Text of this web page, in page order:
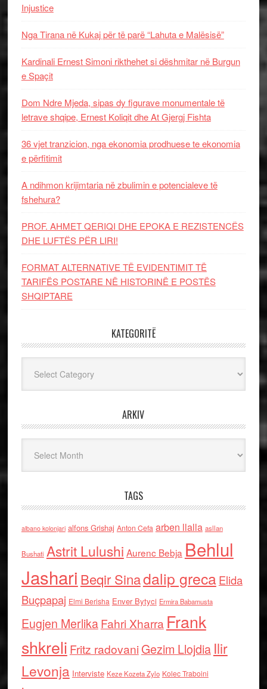
Injustice
Nga Tirana në Kukaj për të parë “Lahuta e Malësisë”
Kardinali Ernest Simoni rikthehet si dëshmitar në Burgun
e Spaçit
Dom Ndre Mjeda, sipas dy figurave monumentale të
letrave shqipe, Ernest Koliqit dhe At Gjergj Fishta
36 vjet tranzicion, nga ekonomia prodhuese te ekonomia
e përfitimit
A ndihmon krijimtaria në zbulimin e potencialeve të
fshehura?
PROF. AHMET QERIQI DHE EPOKA E REZISTENCЁS
DHE LUFTЁS PЁR LIRI!
FORMAT ALTERNATIVE TË EVIDENTIMIT TË
TARIFËS POSTARE NË HISTORINË E POSTËS
SHQIPTARE
KATEGORITË
ARKIV
TAGS
albano kolonjari alfons Grishaj Anton Cefa arben llalla asllan
Bushati Astrit Lulushi Aurenc Bebja Behlul
Jashari Beqir Sinadalip grecaElida
Buçpapaj Elmi Berisha Enver Bytyci Ermira Babamusta
Eugjen MerlikaFahri Xharra Frank
shkreli Fritz radovaniGezim Llojdia Ilir
Levonja Interviste Keze Kozeta Zylo Kolec Traboini